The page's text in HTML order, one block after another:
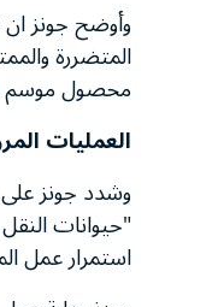
وأوضح جونز ان
محصول موسم
العمليات
وشدد جونز على
"حيوانات
استمرار عمل